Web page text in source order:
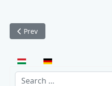
Previous article: De
Prev
Select your language
Search